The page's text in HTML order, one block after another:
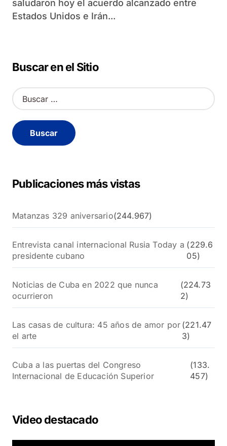
saludaron hoy el acuerdo alcanzado entre
Estados Unidos e Irán...
Buscar en el Sitio
B
u
c
a
Publicaciones más vistas
Matanzas 329 aniversario(244.967)
Entrevista canal internacional Rusia Today a
presidente cubano
(229.6
05)
Noticias de Cuba en 2022 que nunca
ocurrieron
(224.73
2)
Las casas de cultura: 45 años de amor por
el arte
(221.47
3)
Cuba a las puertas del Congreso
Internacional de Educación Superior
(133.
457)
Video destacado